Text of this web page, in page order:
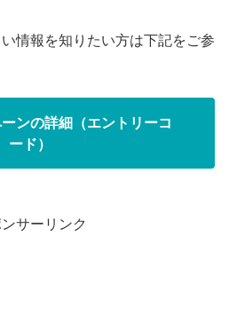
情報を知りたい方は下記をご参
ンの詳細（エントリーコ
ード）
サーリンク